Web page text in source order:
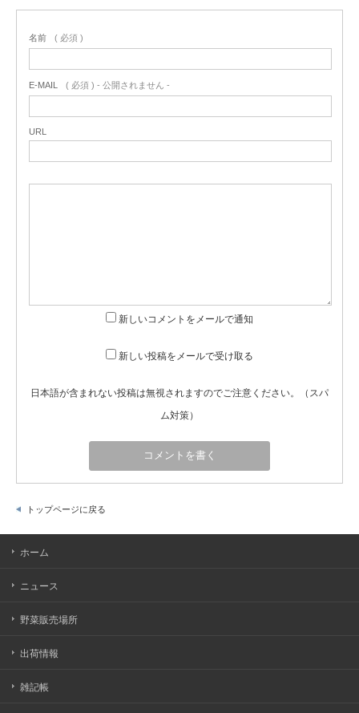
名前 ( 必須 )
E-MAIL ( 必須 ) - 公開されません -
URL
新しいコメントをメールで通知
新しい投稿をメールで受け取る
日本語が含まれない投稿は無視されますのでご注意ください。（スパ
ム対策）
トップページに戻る
ホーム
ニュース
野菜販売場所
出荷情報
雑記帳